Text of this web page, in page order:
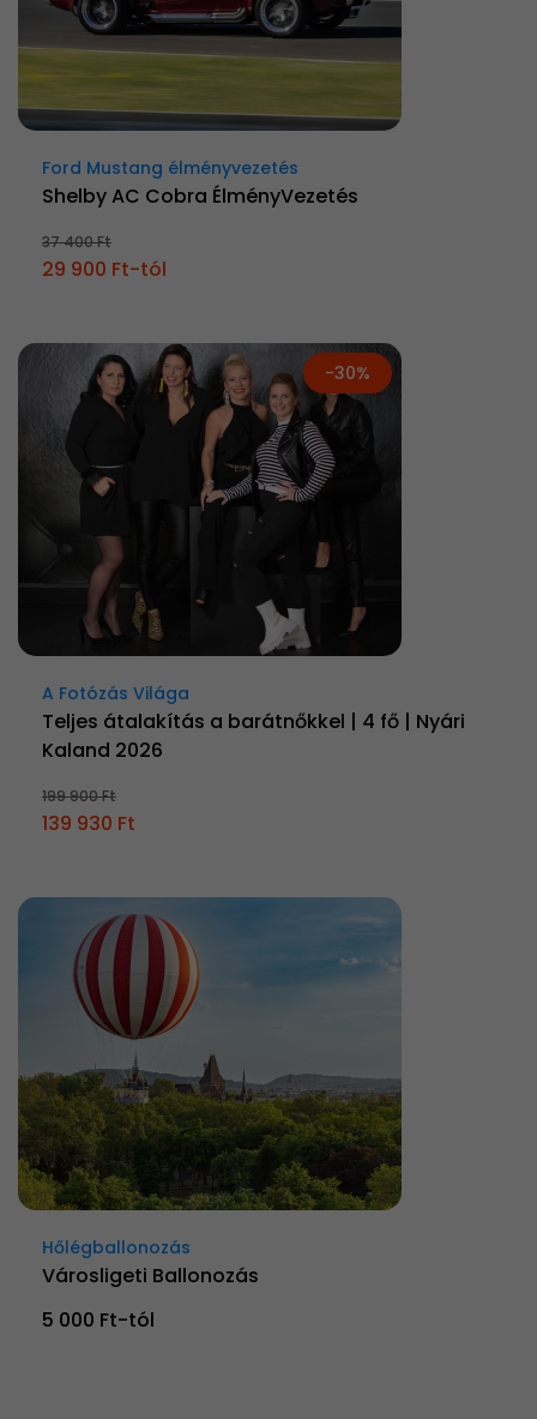
Ford Mustang élményvezetés
Shelby AC Cobra ÉlményVezetés
37 400 Ft
29 900 Ft-tól
-30%
A Fotózás Világa
Teljes átalakítás a barátnőkkel | 4 fő | Nyári
Kaland 2026
199 900 Ft
139 930 Ft
Hőlégballonozás
Városligeti Ballonozás
5 000 Ft-tól